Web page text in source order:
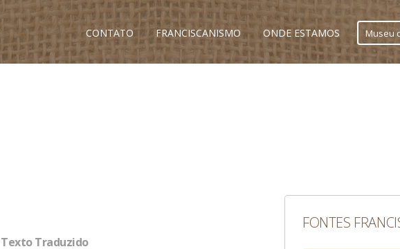
CONTATO FRANCISCANISMO ONDE ESTAMOS
Texto Traduzido
FONTES